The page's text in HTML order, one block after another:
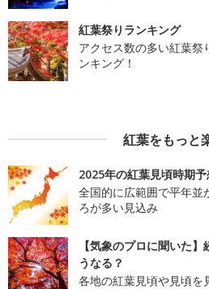
紅葉祭りランキング
アクセス数の多い紅葉祭
ンキング！
紅葉をもっと
2025年の紅葉見頃時期
全国的に広範囲で平年並
ろが多い見込み
【気象のプロに聞いた
うなる？
各地の紅葉見頃や見頃を